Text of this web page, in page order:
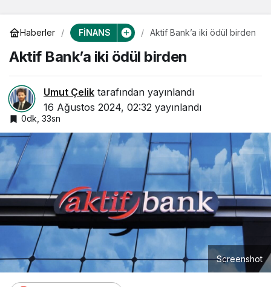
Haberler FİNANS Aktif Bank’a iki ödül birden
Aktif Bank’a iki ödül birden
Umut Çelik tarafından yayınlandı
16 Ağustos 2024, 02:32 yayınlandı
0dk, 33sn
Screenshot